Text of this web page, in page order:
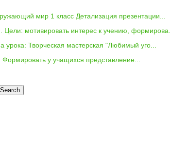
мир 1 класс Детализация презентации...
Цели: мотивировать интерес к учению, формирова...
урока: Творческая мастерская "Любимый уго...
у учащихся представление...